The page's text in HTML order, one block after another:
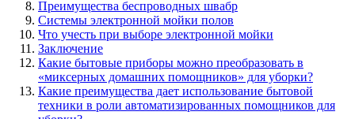
Преимущества беспроводных швабр
Системы электронной мойки полов
Что учесть при выборе электронной мойки
Заключение
Какие бытовые приборы можно преобразовать в
«миксерных домашних помощников» для уборки?
Какие преимущества дает использование бытовой
техники в роли автоматизированных помощников для